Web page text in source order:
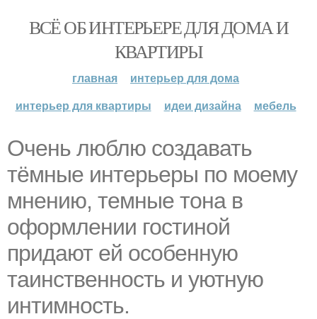
ВСЁ ОБ ИНТЕРЬЕРЕ ДЛЯ ДОМА И
КВАРТИРЫ
главная
интерьер для дома
интерьер для квартиры
идеи дизайна мебель
Очень люблю создавать
тёмные интерьеры по моему
мнению, темные тона в
оформлении гостиной
придают ей особенную
таинственность и уютную
интимность.